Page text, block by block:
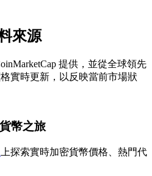
來源
提供，並從全球領先
實時更新，以反映當前市場狀
幣之旅
上探索實時加密貨幣價格、熱門代